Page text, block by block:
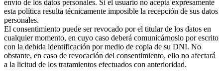
envío de los datos personales. Si el usuario no acepta expresamente
esta política resulta técnicamente imposible la recepción de sus datos
personales.
El consentimiento puede ser revocado por el titular de los datos en
cualquier momento, en cuyo caso deberá comunicárnoslo por escrito
con la debida identificación por medio de copia de su DNI. No
obstante, en caso de revocación del consentimiento, ello no afectará
a la licitud de los tratamientos efectuados con anterioridad.